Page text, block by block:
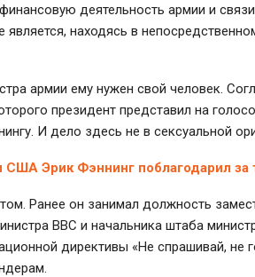
деятельность армии и
является, находясь в
армии ему нужен свой человек.
президент представил на
И дело здесь не в сексуальной
Эрик Фэннинг поблагодарил за
Ранее он занимал должность
ВВС и начальника штаба
директивы «Не спрашивай, не